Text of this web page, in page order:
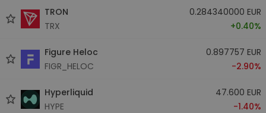
TRON
TRX
0.284340000 EUR
+0.40%
Figure Heloc
FIGR_HELOC
0.897757 EUR
-2.90%
Hyperliquid
HYPE
47.600 EUR
-1.40%